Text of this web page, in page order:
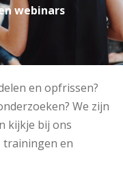
webinars
en opfrissen?
We zijn
kijkje bij ons
trainingen en